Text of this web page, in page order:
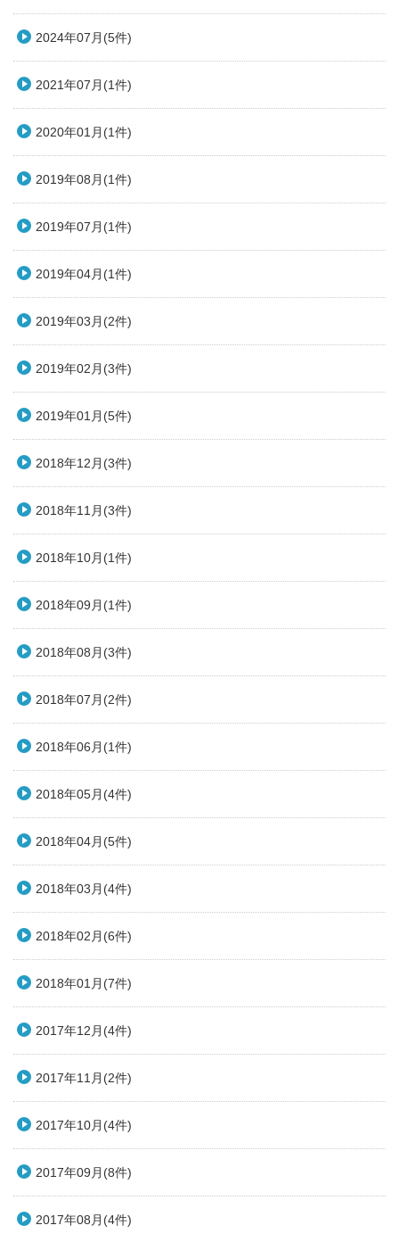
2024年07月(5件)
2021年07月(1件)
2020年01月(1件)
2019年08月(1件)
2019年07月(1件)
2019年04月(1件)
2019年03月(2件)
2019年02月(3件)
2019年01月(5件)
2018年12月(3件)
2018年11月(3件)
2018年10月(1件)
2018年09月(1件)
2018年08月(3件)
2018年07月(2件)
2018年06月(1件)
2018年05月(4件)
2018年04月(5件)
2018年03月(4件)
2018年02月(6件)
2018年01月(7件)
2017年12月(4件)
2017年11月(2件)
2017年10月(4件)
2017年09月(8件)
2017年08月(4件)